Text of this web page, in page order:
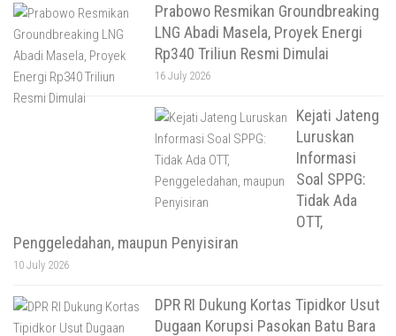
Prabowo Resmikan Groundbreaking
LNG Abadi Masela, Proyek Energi
Rp340 Triliun Resmi Dimulai
16 July 2026
Kejati Jateng
Luruskan
Informasi
Soal SPPG:
Tidak Ada
OTT,
Penggeledahan, maupun Penyisiran
10 July 2026
DPR RI Dukung Kortas Tipidkor Usut
Dugaan Korupsi Pasokan Batu Bara